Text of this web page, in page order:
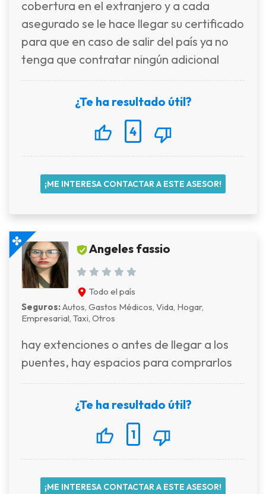
cobertura en el extranjero y a cada
asegurado se le hace llegar su certificado
para que en caso de salir del país ya no
tenga que contratar ningún adicional
¿Te ha resultado útil?
4
¡ME INTERESA CONTACTAR A ESTE ASESOR!
Angeles fassio
Todo el país
Seguros:Autos, Gastos Médicos, Vida, Hogar,
Empresarial, Taxi, Otros
hay extenciones o antes de llegar a los
puentes, hay espacios para comprarlos
¿Te ha resultado útil?
1
¡ME INTERESA CONTACTAR A ESTE ASESOR!